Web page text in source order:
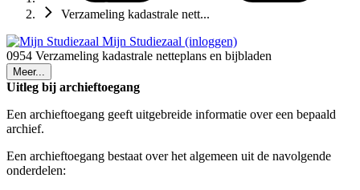
Verzameling kadastrale nett...
Mijn Studiezaal (inloggen)
0954 Verzameling kadastrale netteplans en bijbladen
Meer...
Uitleg bij archieftoegang
Een archieftoegang geeft uitgebreide informatie over een bepaald
archief.
Een archieftoegang bestaat over het algemeen uit de navolgende
onderdelen: